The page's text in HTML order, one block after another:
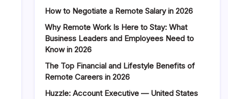
How to Negotiate a Remote Salary in 2026
Why Remote Work Is Here to Stay: What
Business Leaders and Employees Need to
Know in 2026
The Top Financial and Lifestyle Benefits of
Remote Careers in 2026
Huzzle: Account Executive — United States